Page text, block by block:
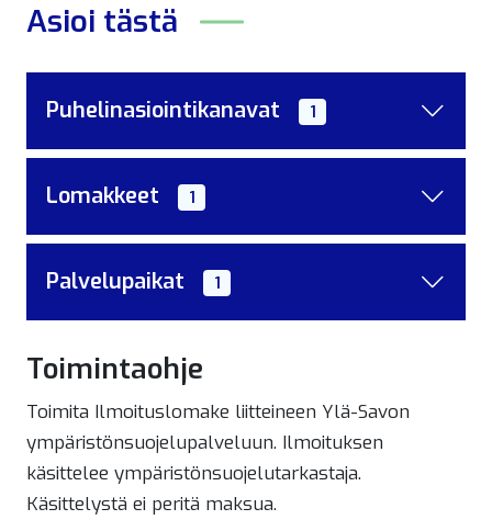
Asioi tästä
Puhelinasiointikanavat 1
Lomakkeet 1
Palvelupaikat 1
Toimintaohje
Toimita Ilmoituslomake liitteineen Ylä-Savon
ympäristönsuojelupalveluun. Ilmoituksen
käsittelee ympäristönsuojelutarkastaja.
Käsittelystä ei peritä maksua.